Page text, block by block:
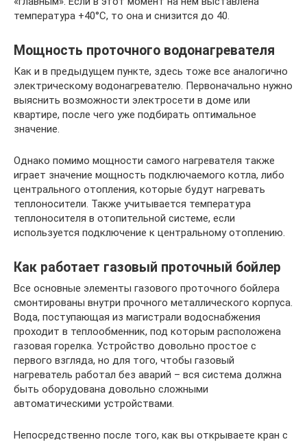
температура +40°С, то она и снизится до 40.
Мощность проточного водонагревателя
Как и в предыдущем пункте, здесь тоже все аналогично
электрическому водонагревателю. Первоначально нужно
выяснить возможности электросети в доме или
квартире, после чего уже подбирать оптимальное
значение.
Однако помимо мощности самого нагревателя также
играет значение мощность подключаемого котла, либо
центрального отопления, которые будут нагревать
теплоносители. Также учитывается температура
теплоносителя в отопительной системе, если
используется подключение к центральному отоплению.
Как работает газовый проточный бойлер
Все основные элементы газового проточного бойлера
смонтированы внутри прочного металлического корпуса.
Вода, поступающая из магистрали водоснабжения
проходит в теплообменник, под которым расположена
газовая горелка. Устройство довольно простое с
первого взгляда, но для того, чтобы газовый
нагреватель работал без аварий – вся система должна
быть оборудована довольно сложными
автоматическими устройствами.
Непосредственно после того, как вы открываете кран с